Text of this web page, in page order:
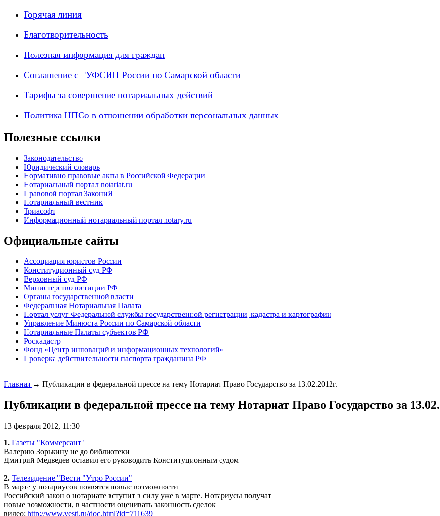
Горячая линия
Благотворительность
Полезная информация для граждан
Соглашение с ГУФСИН России по Самарской области
Тарифы за совершение нотариальных действий
Политика НПСо в отношении обработки персональных данных
Полезные ссылки
Законодательство
Юридический словарь
Нормативно правовые акты в Российской Федерации
Нотариальный портал notariat.ru
Правовой портал ЗакониЯ
Нотариальный вестник
Триасофт
Информационный нотариальный портал notary.ru
Официальные сайты
Ассоциация юристов России
Конституционный суд РФ
Верховный суд РФ
Министерство юстиции РФ
Органы государственной власти
Федеральная Нотариальная Палата
Портал услуг Федеральной службы государственной регистрации, кадастра и картографии
Управление Минюста России по Самарской области
Нотариальные Палаты субъектов РФ
Роскадастр
Фонд «Центр инноваций и информационных технологий»
Проверка действительности паспорта гражданина РФ
Главная → Публикации в федеральной прессе на тему Нотариат Право Государство за 13.02.2012г.
Публикации в федеральной прессе на тему Нотариат Право Государство за
13 февраля 2012, 11:30
1. Газеты "Коммерсант"
Валерию Зорькину не до библиотеки
Дмитрий Медведев оставил его руководить Конституционным судом
2. Телевидение "Вести "Утро России"
В марте у нотариусов появятся новые возможности
Российский закон о нотариате вступит в силу уже в марте. Нотариусы получат
новые возможности, в частности оценивать законность сделок
видео: http://www.vesti.ru/doc.html?id=711639